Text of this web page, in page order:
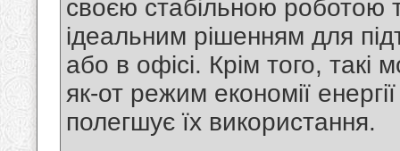
своєю стабільною роботою
ідеальним рішенням для
або в офісі. Крім того, такі
як-от режим економії
полегшує їх використання.